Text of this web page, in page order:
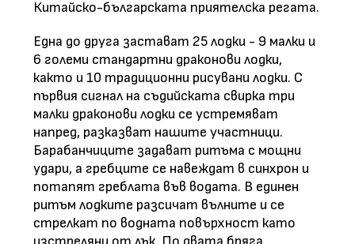
Китайско-българската приятелска регата.
Една до друга застават 25 лодки - 9 малки и
6 големи стандартни драконови лодки,
както и 10 традиционни рисувани лодки. С
първия сигнал на съдийската свирка три
малки драконови лодки се устремяват
напред, разказват нашите участници.
Барабанчиците задават ритъма с мощни
удари, а гребците се навеждат в синхрон и
потапят греблата във водата. В единен
ритъм лодките разсичат вълните и се
стрелкат по водната повърхност като